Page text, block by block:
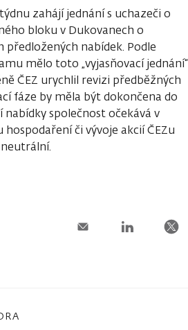
zahájí jednání s uchazeči o
bloku v Dukovanech o
nabídek. Podle
mělo toto „vyjasňovací jednání“
ČEZ urychlil revizi předběžných
fáze by měla být dokončena do
společnost očekává v
či vývoje akcií ČEZu